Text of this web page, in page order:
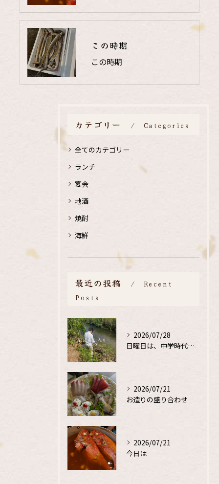
この時期
この時期
カテゴリー Categories
全てのカテゴリー
ランチ
宴会
地酒
焼酎
海鮮
最近の投稿
Recent
Posts
2026/07/28
日曜日は、中学時代の、同級生と鮎釣り
2026/07/21
お造りの盛り合わせ
2026/07/21
今日は